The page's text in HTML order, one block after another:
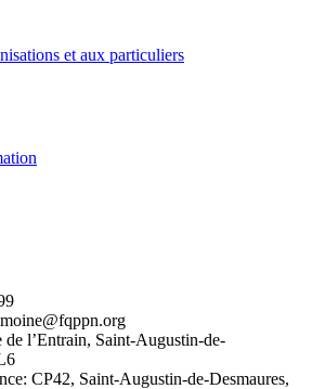
et aux particuliers
de l’Entrain, Saint-Augustin-de-
CP42, Saint-Augustin-de-Desmaures,